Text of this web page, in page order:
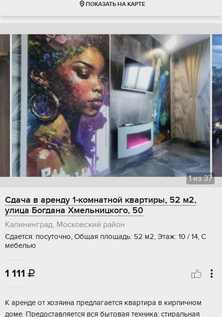
ПОКАЗАТЬ НА КАРТЕ
1из37
Сдача в аренду 1-комнатной квартиры, 52 м2,
улица Богдана Хмельницкого, 50
Калининград, Московский район
Сдается: посуточно, Общая площадь: 52 м2, Этаж: 10 / 14, С
мебелью
1 111 
К аренде от хозяина предлагается квартира в кирпичном
доме. Предоставляется вся бытовая техника: стиральная